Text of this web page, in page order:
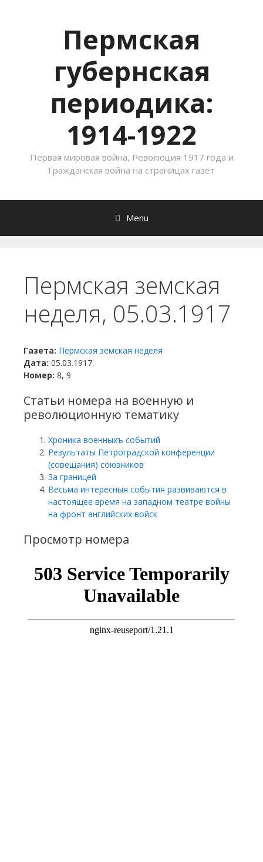
Пермская
губернская
периодика:
1914-1922
Первая мировая война, Революция 1917 года и
Гражданская война на страницах газет
Menu
Пермская земская
неделя, 05.03.1917
Газета: Пермская земская неделя
Дата: 05.03.1917.
Номер: 8, 9
Статьи номера на военную и
революционную тематику
Хроника военныхъ событий
Результаты Петроградской конференции
(совещания) союзников
За границей
Весьма интересныя события развиваются в
настоящее время на западном театре войны
на фронт английских войск
Просмотр номера